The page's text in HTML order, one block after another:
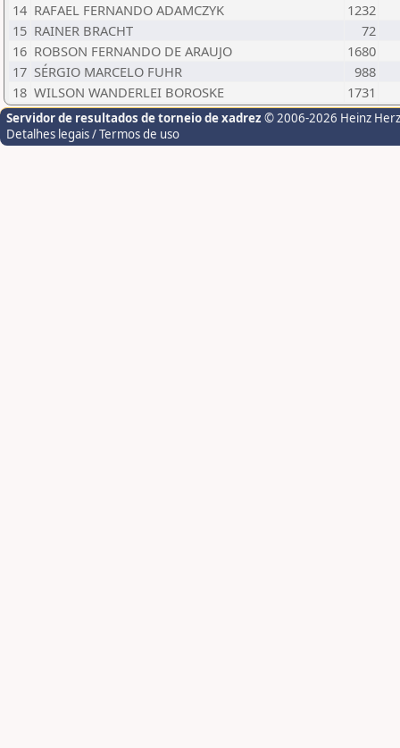
14 RAFAEL FERNANDO ADAMCZYK
1232
15 RAINER BRACHT
72
16 ROBSON FERNANDO DE ARAUJO
1680
17 SÉRGIO MARCELO FUHR
988
18 WILSON WANDERLEI BOROSKE 1731
Servidor de resultados de torneio de xadrez © 2006-2026 Heinz
Detalhes legais / Termos de uso